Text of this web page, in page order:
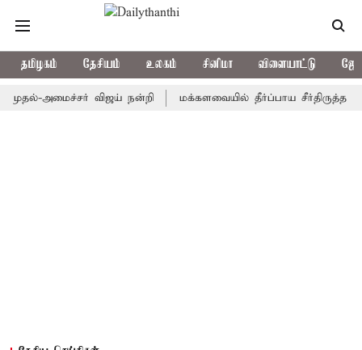
தமிழகம் தேசியம் உலகம் சினிமா விளையாட்டு
அமைச்சர் விஜய் நன்றி மக்களவையில் தீர்ப்பாய சீர்திருத்த மசோதா